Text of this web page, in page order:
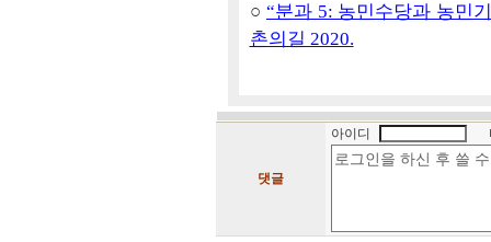
○ “분과 5: 농민수당과 농민
촌의길 2020.
댓글
아이디